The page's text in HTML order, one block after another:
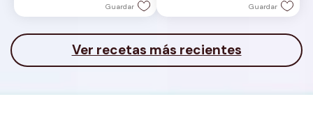
Guardar Guardar
Ver recetas más recientes